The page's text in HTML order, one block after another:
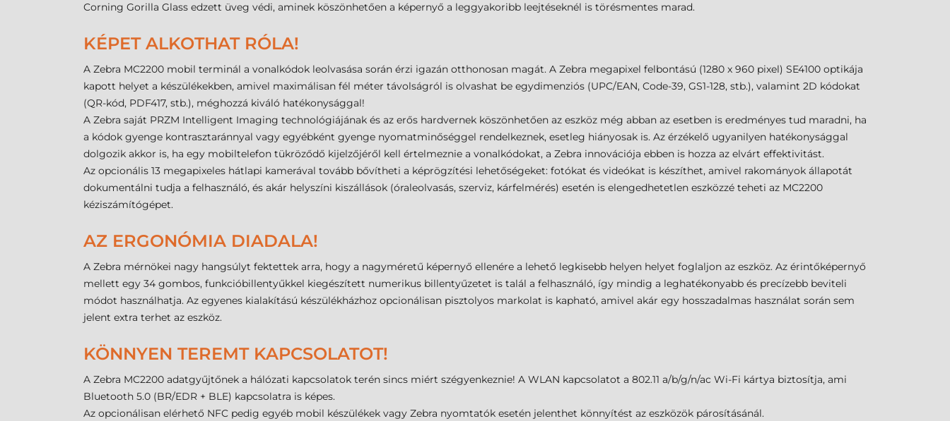
Corning Gorilla Glass edzett üveg védi, aminek köszönhetően a képernyő a leggyakoribb leejtéseknél is törésmentes marad.
KÉPET ALKOTHAT RÓLA!
A Zebra MC2200 mobil terminál a vonalkódok leolvasása során érzi igazán otthonosan magát. A Zebra megapixel felbontású (1280 x 960 pixel) SE4100 optikája
kapott helyet a készülékekben, amivel maximálisan fél méter távolságról is olvashat be egydimenziós (UPC/EAN, Code-39, GS1-128, stb.), valamint 2D kódokat
(QR-kód, PDF417, stb.), méghozzá kiváló hatékonysággal!
A Zebra saját PRZM Intelligent Imaging technológiájának és az erős hardvernek köszönhetően az eszköz még abban az esetben is eredményes tud maradni, ha
a kódok gyenge kontrasztaránnyal vagy egyébként gyenge nyomatminőséggel rendelkeznek, esetleg hiányosak is. Az érzékelő ugyanilyen hatékonysággal
dolgozik akkor is, ha egy mobiltelefon tükröződő kijelzőjéről kell értelmeznie a vonalkódokat, a Zebra innovációja ebben is hozza az elvárt effektivitást.
Az opcionális 13 megapixeles hátlapi kamerával tovább bővítheti a képrögzítési lehetőségeket: fotókat és videókat is készíthet, amivel rakományok állapotát
dokumentálni tudja a felhasználó, és akár helyszíni kiszállások (óraleolvasás, szerviz, kárfelmérés) esetén is elengedhetetlen eszközzé teheti az MC2200
kéziszámítógépet.
AZ ERGONÓMIA DIADALA!
A Zebra mérnökei nagy hangsúlyt fektettek arra, hogy a nagyméretű képernyő ellenére a lehető legkisebb helyen helyet foglaljon az eszköz. Az érintőképernyő
mellett egy 34 gombos, funkcióbillentyűkkel kiegészített numerikus billentyűzetet is talál a felhasználó, így mindig a leghatékonyabb és precízebb beviteli
módot használhatja. Az egyenes kialakítású készülékházhoz opcionálisan pisztolyos markolat is kapható, amivel akár egy hosszadalmas használat során sem
jelent extra terhet az eszköz.
KÖNNYEN TEREMT KAPCSOLATOT!
A Zebra MC2200 adatgyűjtőnek a hálózati kapcsolatok terén sincs miért szégyenkeznie! A WLAN kapcsolatot a 802.11 a/b/g/n/ac Wi-Fi kártya biztosítja, ami
Bluetooth 5.0 (BR/EDR + BLE) kapcsolatra is képes.
Az opcionálisan elérhető NFC pedig egyéb mobil készülékek vagy Zebra nyomtatók esetén jelenthet könnyítést az eszközök párosításánál.